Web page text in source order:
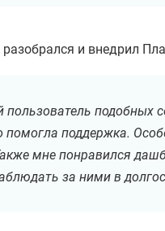
разобрался и внедрил
пользователь подобных
помогла поддержка.
мне понравился
за ними в